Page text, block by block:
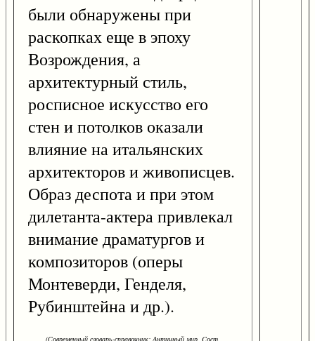
были обнаружены при
раскопках еще в эпоху
Возрождения, а
архитектурный стиль,
росписное искусство его
стен и потолков оказали
влияние на итальянских
архитекторов и живописцев.
Образ деспота и при этом
дилетанта-актера привлекал
внимание драматургов и
композиторов (оперы
Монтеверди, Генделя,
Рубинштейна и др.).
(Современный словарь-справочник: Античный мир. Cост.